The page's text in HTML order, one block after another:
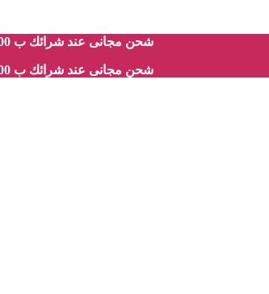
شحن مجانى عند شرائك ب 1500 جنية
شحن مجانى عند شرائك ب 1500 جنية